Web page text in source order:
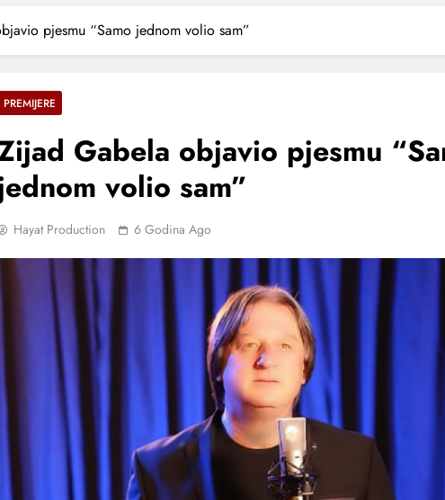
pjesmu “Samo jednom volio sam”
PREMIJERE
Gabela objavio pjesmu
volio sam”
Hayat Production 6 Godina Ago